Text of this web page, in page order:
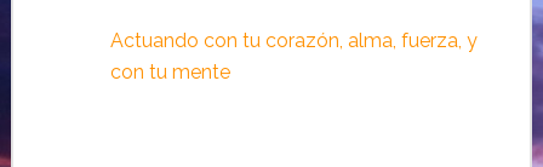
Actuando con tu corazón, alma, fuerza, y
con tu mente